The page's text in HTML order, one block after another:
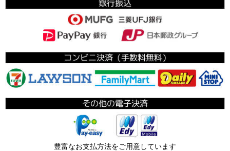
豊富なお支払方法をご用意しています